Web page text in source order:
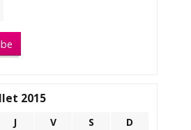
2015
J V S D